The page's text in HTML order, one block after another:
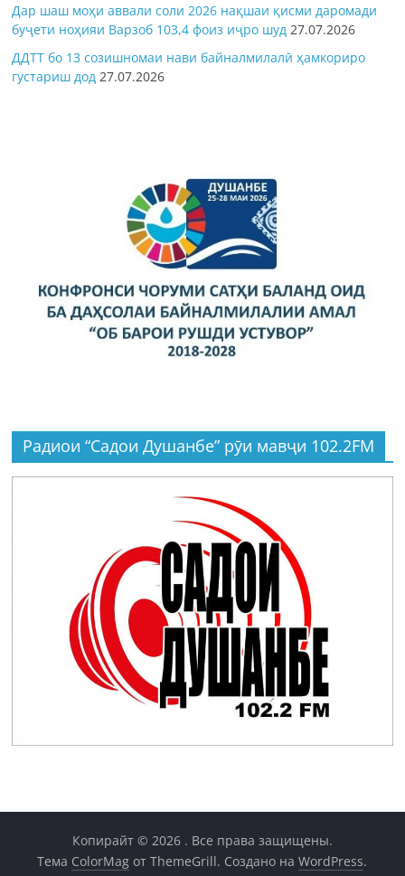
Дар шаш моҳи аввали соли 2026 нақшаи қисми даромади
буҷети ноҳияи Варзоб 103,4 фоиз иҷро шуд 27.07.2026
ДДТТ бо 13 созишномаи нави байналмилалӣ ҳамкориро
густариш дод 27.07.2026
Радиои “Садои Душанбе” рӯи мавҷи 102.2FM
Копирайт © 2026 . Все права защищены.
Тема ColorMag от ThemeGrill. Создано наWordPress.